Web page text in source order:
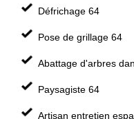
Défrichage 64
Pose de grillage 64
Abattage d'arbres
Paysagiste 64
Artisan entretien